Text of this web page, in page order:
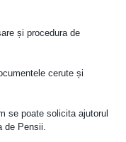
și procedura de
cerute și
se poate solicita ajutorul
de Pensii.